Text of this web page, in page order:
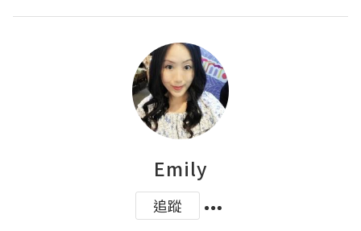
Emily
追蹤